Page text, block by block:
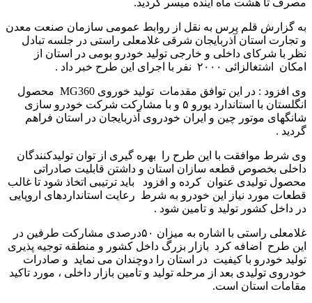
به گزارش قلم پرس به نقل از روابط عمومی سازمان صنعت معدن
و تجارت استان آذربایجان شرقی غلامعلی راستی در جلسه تبادل
نظر با شرکای داخلی و خارجی تولید خودرو بومی در استان از
امکان اشتغالزائی ۲۰۰۰ نفر با اجرای این طرح خبر داد .
وی افزود : در این توافق مقدمات تولید خوروی MG360 محصول
انگلستان با استاندارد یورو ۵ و با مشارکت شرکت خودرو سازی
شانگهای موتور چین و ایران خودروی آذربایجان در استان فراهم
گردید .
وی شرط موافقت با این طرح را بهره گیری از توان تولیدکنندگان
داخلی بخصوص قطعه سازان استان و داشتن قابلیت صادراتی
محصول تولیدی عنوان کرده و افزود باید ترتیبی اتخاذ شود تا غالب
قطعات مورد نیاز این خودرو به شرط رعایت استانداردهای اروپایی
در داخل کشور تولید و تامین شود .
غلامعلی راستی با اشاره به میزان ۵۰درصدی مشارکت طرفین در
این طرح اضافه کرد بازار بزرگ داخل کشور و منطقه توجیه پذیری
تولید خودرو با کیفیت در استان را دوچندان می نماید و صادرات
خودروی تولیدی بعد از مرحله تولید و تامین بازار داخلی ، مورد تاکید
مقامات استان است.